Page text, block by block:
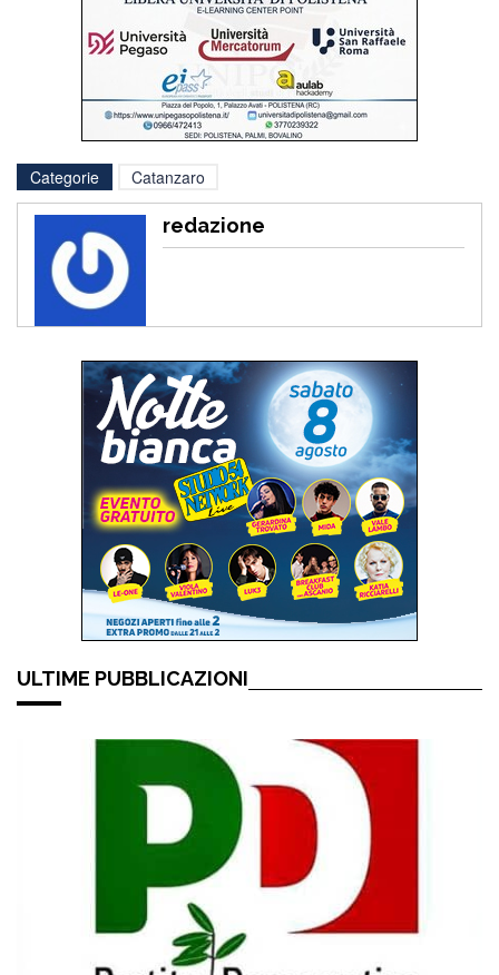
Categorie Catanzaro
redazione
ULTIME PUBBLICAZIONI